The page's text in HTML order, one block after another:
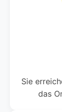
Sie
das